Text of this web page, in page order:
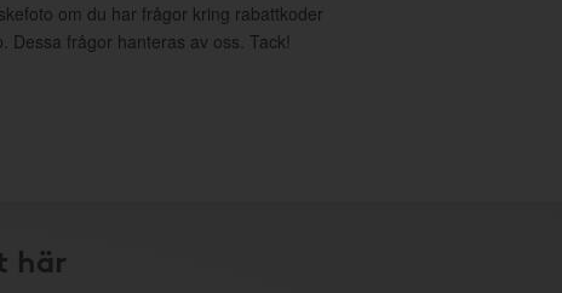
om du har frågor kring rabattkoder
Dessa frågor hanteras av oss. Tack!
här